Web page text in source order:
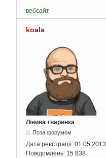
вебсайт
koala
Лінива тваринка
Поза форумом
Дата реєстрації: 01.05.2013
Повідомлень: 15 838